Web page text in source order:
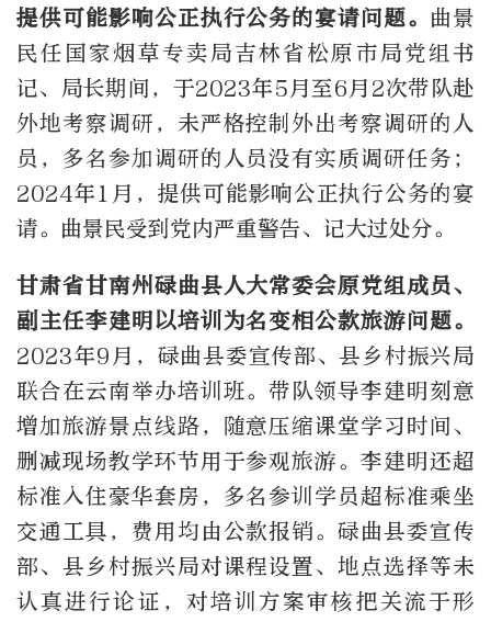
提供可能影响公正执行公务的宴请问题。 曲景
民任国家烟草专卖局吉林省松原市局党组书
记、局长期间，于2023年5月至6月2次带队赴
外地考察调研，未严格控制外出考察调研的人
员，多名参加调研的人员没有实质调研任务；
2024年1月，提供可能影响公正执行公务的宴
请。曲景民受到党内严重警告、记大过处分。
甘肃省甘南州碌曲县人大常委会原党组成员、
副主任李建明以培训为名变相公款旅游问题。
2023年9月，碌曲县委宣传部、县乡村振兴局
联合在云南举办培训班。带队领导李建明刻意
增加旅游景点线路，随意压缩课堂学习时间、
删减现场教学环节用于参观旅游。李建明还超
标准入住豪华套房，多名参训学员超标准乘坐
交通工具，费用均由公款报销。碌曲县委宣传
部、县乡村振兴局对课程设置、地点选择等未
认真进行论证，对培训方案审核把关流于形